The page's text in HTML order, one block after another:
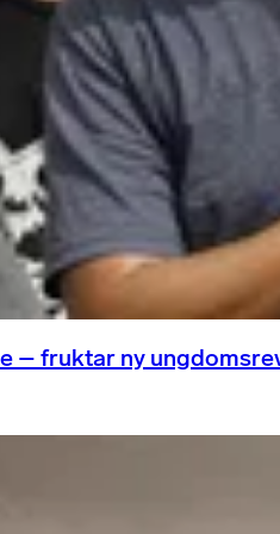
– fruktar ny